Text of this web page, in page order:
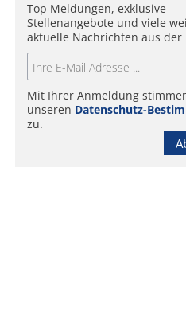
Top Meldungen, exklusive
Stellenangebote und viele
aktuelle Nachrichten aus der
Mit Ihrer Anmeldung
unseren Datenschutz-
zu.